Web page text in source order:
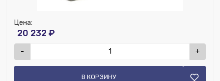
Цена:
20 232 ₽
- +
В КОРЗИНУ